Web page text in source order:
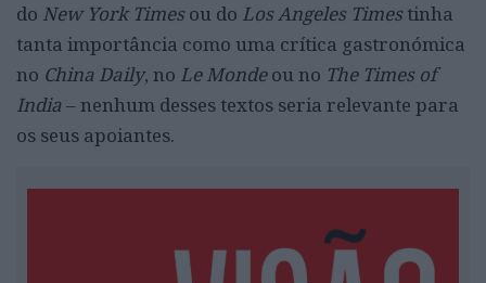
do New York Times ou do Los Angeles Times tinha
tanta importância como uma crítica gastronómica
no China Daily, no Le Mondeou no The Times of
India– nenhum desses textos seria relevante para
os seus apoiantes.